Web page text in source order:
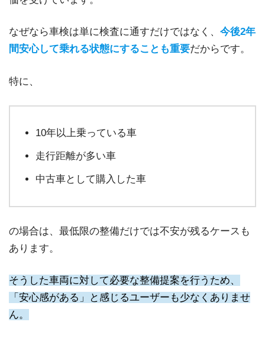
なぜなら車検は単に検査に通すだけではなく、 今後2年
間安心して乗れる状態にすることも重要だからです。
特に、
10年以上乗っている車
走行距離が多い車
中古車として購入した車
の場合は、最低限の整備だけでは不安が残るケースも
あります。
そうした車両に対して必要な整備提案を行うため、
「安心感がある」と感じるユーザーも少なくありませ
ん。